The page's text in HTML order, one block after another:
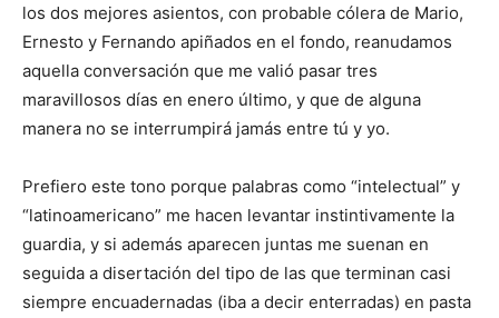
los dos mejores asientos, con probable cólera de Mario,
Ernesto y Fernando apiñados en el fondo, reanudamos
aquella conversación que me valió pasar tres
maravillosos días en enero último, y que de alguna
manera no se interrumpirá jamás entre tú y yo.
Prefiero este tono porque palabras como “intelectual” y
“latinoamericano” me hacen levantar instintivamente la
guardia, y si además aparecen juntas me suenan en
seguida a disertación del tipo de las que terminan casi
siempre encuadernadas (iba a decir enterradas) en pasta